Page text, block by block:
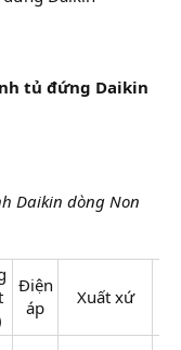
tủ đứng Daikin
Daikin dòng Non
Điện
áp​
Xuất xứ​